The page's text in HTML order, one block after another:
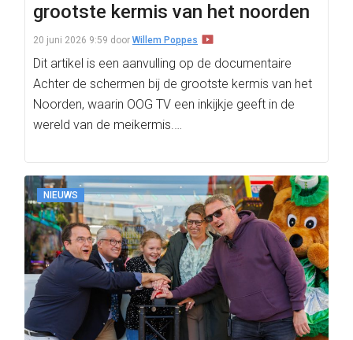
grootste kermis van het noorden
20 juni 2026 9:59 door Willem Poppes
Dit artikel is een aanvulling op de documentaire
Achter de schermen bij de grootste kermis van het
Noorden, waarin OOG TV een inkijkje geeft in de
wereld van de meikermis.…
NIEUWS